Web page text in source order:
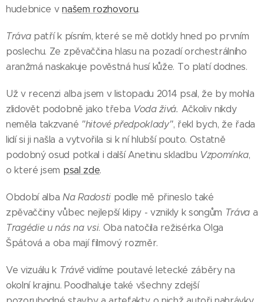
hudebnice vnašem rozhovoru.
Tráva patří k písním, které se mě dotkly hned po prvním
poslechu. Ze zpěvaččina hlasu na pozadí orchestrálního
aranžmá naskakuje pověstná husí kůže. To platí dodnes.
Už v recenzi alba jsem v listopadu 2014 psal, že by mohla
zlidovět podobně jako třeba Voda živá. Ačkoliv nikdy
neměla takzvané "hitové předpoklady", řekl bych, že řada
lidí si ji našla a vytvořila si k ní hlubší pouto. Ostatně
podobný osud potkal i další Anetinu skladbu Vzpomínka,
o které jsem psal zde.
Období alba Na Radosti podle mě přineslo také
zpěvaččiny vůbec nejlepší klipy - vznikly k songům Tráva a
Tragédie u nás na vsi. Oba natočila režisérka Olga
Špátová a oba mají filmový rozměr.
Ve vizuálu k Trávěvidíme poutavé letecké záběry na
okolní krajinu. Poodhaluje také všechny zdejší